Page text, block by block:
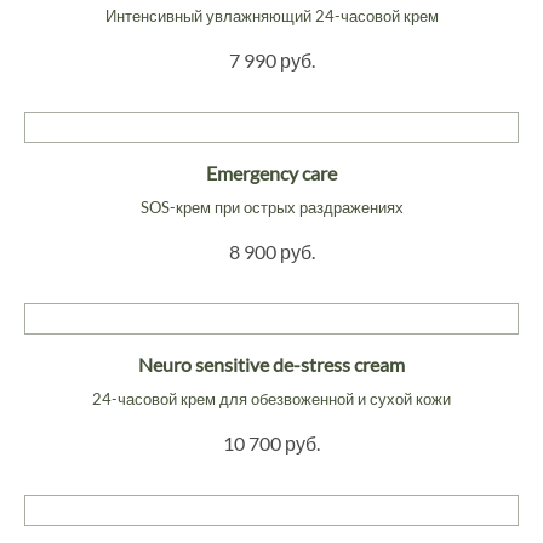
Интенсивный увлажняющий 24-часовой крем
7 990 руб.
Emergency care
SOS-крем при острых раздражениях
8 900 руб.
Neuro sensitive de-stress cream
24-часовой крем для обезвоженной и сухой кожи
10 700 руб.